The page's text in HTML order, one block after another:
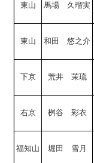
東山 馬場 久瑠実
東山 和田 悠之介
下京 荒井 茉琉
右京 桝谷 彩衣
福知山 堀田 雪月